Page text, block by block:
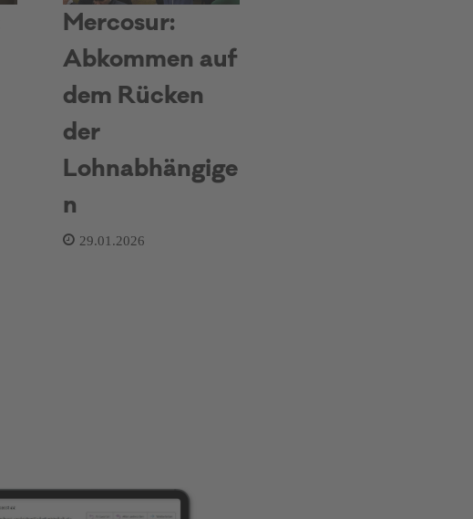
Mercosur:
Abkommen auf
dem Rücken
der
Lohnabhängige
n
29.01.2026